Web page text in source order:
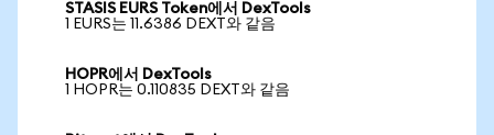
STASIS EURS Token에서 DexTools
1 EURS는 11.6386 DEXT와 같음
HOPR에서 DexTools
1 HOPR는 0.110835 DEXT와 같음